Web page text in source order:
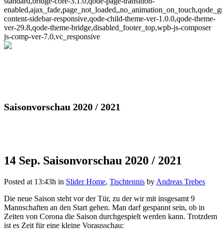
content-sidebar-responsive,qode-child-theme-ver-1.0.0,qode-theme-
ver-29.8,qode-theme-bridge,disabled_footer_top,wpb-js-composer
js-comp-ver-7.0,vc_responsive
Saisonvorschau 2020 / 2021
14 Sep. Saisonvorschau 2020 / 2021
Posted at 13:43h in Slider Home, Tischtennis by Andreas Trebes
Die neue Saison steht vor der Tür, zu der wir mit insgesamt 9
Mannschaften an den Start gehen. Man darf gespannt sein, ob in
Zeiten von Corona die Saison durchgespielt werden kann. Trotzdem
ist es Zeit für eine kleine Vorausschau: